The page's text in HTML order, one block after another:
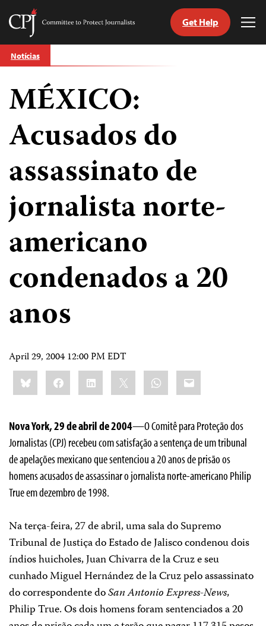
Skip
to
Committee
Journalists
Get Help
Notícias
MÉXICO:
Acusados do
assassinato de
jornalista norte-
americano
condenados a 20
anos
April 29, 2004 12:00 PM EDT
Share
this:BlueskyFacebookLinkedIn WhatsApp
Email
Nova York, 29 de abril de 2004—O Comitê para Proteção dos
Jornalistas (CPJ) recebeu com satisfação a sentença de um tribunal
de apelações mexicano que sentenciou a 20 anos de prisão os
homens acusados de assassinar o jornalista norte-americano Philip
True em dezembro de 1998.
Na terça-feira, 27 de abril, uma sala do Supremo
Tribunal de Justiça do Estado de Jalisco condenou dois
índios huicholes, Juan Chivarra de la Cruz e seu
cunhado Miguel Hernández de la Cruz pelo assassinato
do correspondente doSan Antonio Express-News,
Philip True. Os dois homens foram sentenciados a 20